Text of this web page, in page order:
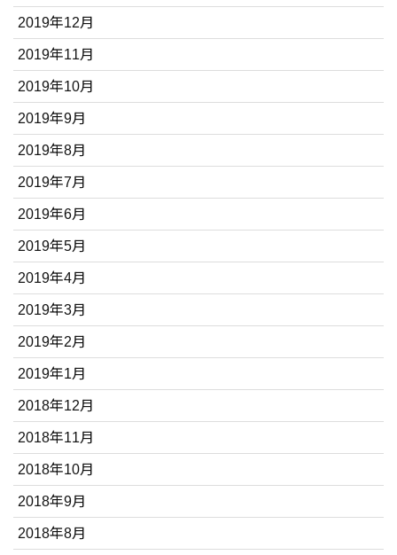
2019年12月
2019年11月
2019年10月
2019年9月
2019年8月
2019年7月
2019年6月
2019年5月
2019年4月
2019年3月
2019年2月
2019年1月
2018年12月
2018年11月
2018年10月
2018年9月
2018年8月